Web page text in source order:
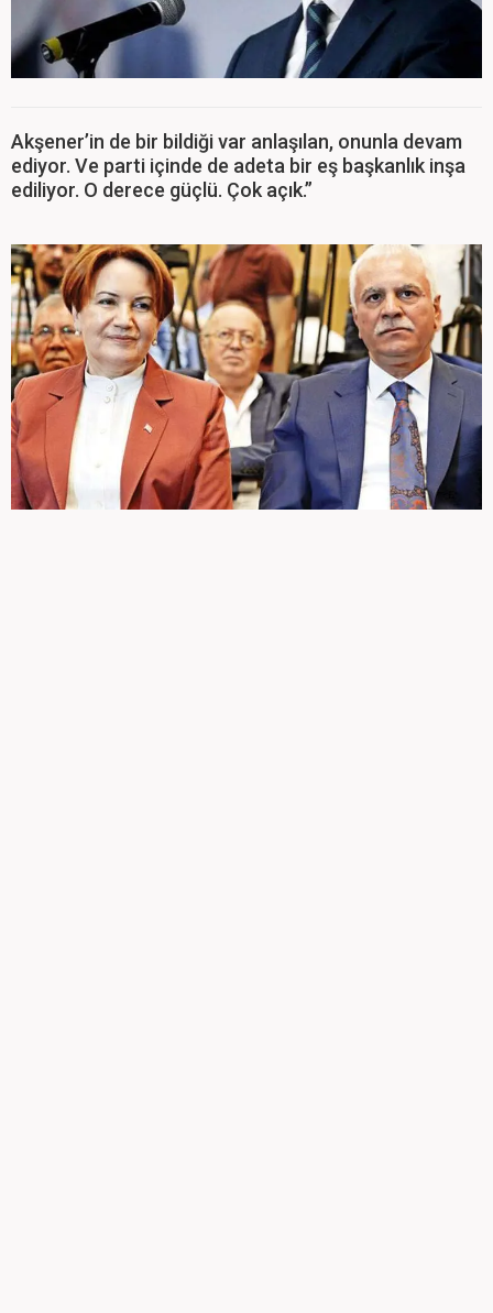
Akşener’in de bir bildiği var anlaşılan, onunla devam
ediyor. Ve parti içinde de adeta bir eş başkanlık inşa
ediliyor. O derece güçlü. Çok açık.”